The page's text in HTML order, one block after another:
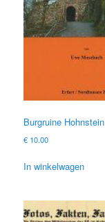
Burgruine Hohnstein
€ 10.00
In winkelwagen